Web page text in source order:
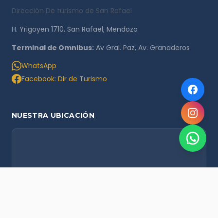
Dirección De turismo de San Rafael
H. Yrigoyen 1710, San Rafael, Mendoza
Terminal de Omnibus: Av Gral. Paz, Av. Granaderos
WhatsApp
Facebook: Dir de Turismo
NUESTRA UBICACIÓN